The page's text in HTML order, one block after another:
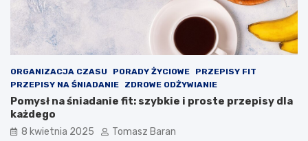
ORGANIZACJA CZASU PORADY ŻYCIOWE
PRZEPISY FIT
PRZEPISY NA ŚNIADANIE
ZDROWE ODŻYWIANIE
Pomysł na śniadanie fit: szybkie i proste przepisy dla
każdego
8 kwietnia 2025 Tomasz Baran